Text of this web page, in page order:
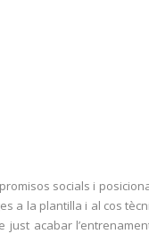
socials i
a la plantilla i al cos
acabar